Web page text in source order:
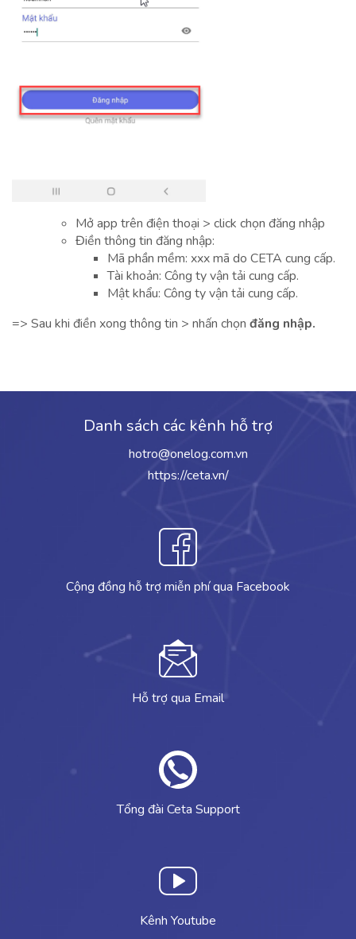
Mở app trên điện thoại > click chọn đăng nhập
Điền thông tin đăng nhập:
Mã phần mềm: xxx mã do CETA cung cấp.
Tài khoản: Công ty vận tải cung cấp.
Mật khẩu: Công ty vận tải cung cấp.
=> Sau khi điền xong thông tin > nhấn chọn đăng nhập.
Danh sách các kênh hỗ trợ
hotro@onelog.com.vn
https://ceta.vn/
Cộng đồng hỗ trợ miễn phí qua Facebook
Hỗ trợ qua Email
Tổng đài Ceta Support
Kênh Youtube